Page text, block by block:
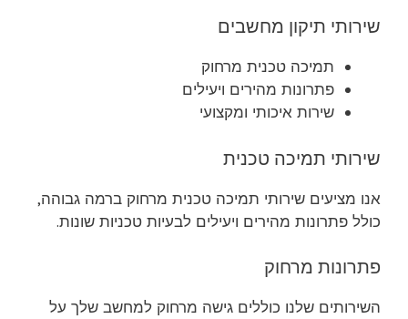
שירותי תיקון מחשבים
תמיכה טכנית מרחוק
פתרונות מהירים ויעילים
שירות איכותי ומקצועי
שירותי תמיכה טכנית
אנו מציעים שירותי תמיכה טכנית מרחוק ברמה גבוהה,
כולל פתרונות מהירים ויעילים לבעיות טכניות שונות.
פתרונות מרחוק
השירותים שלנו כוללים גישה מרחוק למחשב שלך על